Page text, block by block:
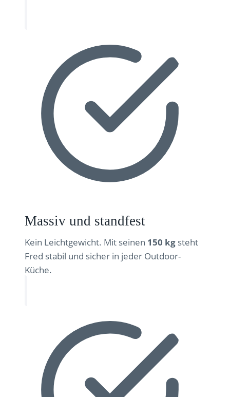
Massiv und standfest
Kein Leichtgewicht. Mit seinen 150 kg steht
Fred stabil und sicher in jeder Outdoor-
Küche.